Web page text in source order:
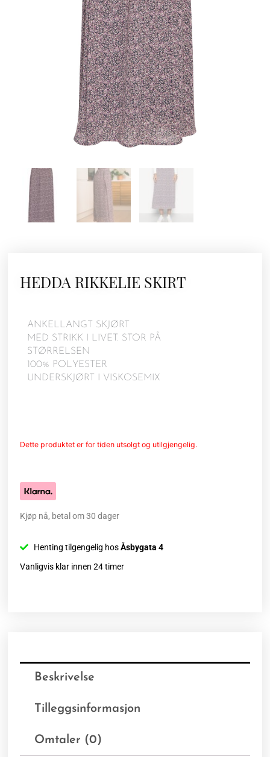
HEDDA RIKKELIE SKIRT
ANKELLANGT SKJØRT
MED STRIKK I LIVET. STOR PÅ
STØRRELSEN
100% POLYESTER
UNDERSKJØRT I VISKOSEMIX
Dette produktet er for tiden utsolgt og utilgjengelig.
Kjøp nå, betal om 30 dager
Henting tilgengelig hosÅsbygata 4
Vanligvis klar innen 24 timer
Beskrivelse
Tilleggsinformasjon
Omtaler (0)